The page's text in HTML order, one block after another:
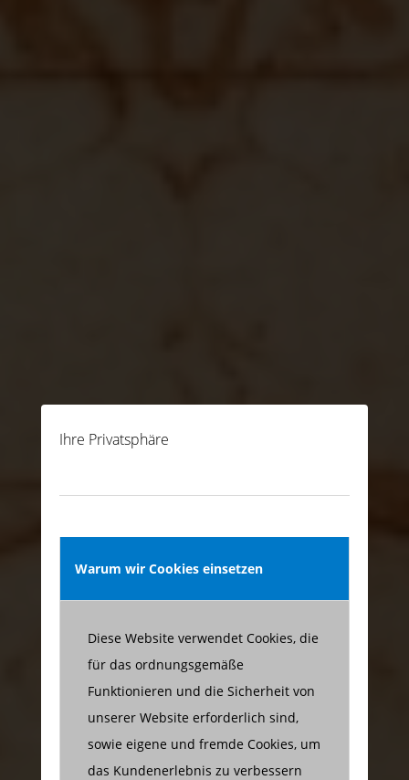
Ihre Privatsphäre
Warum wir Cookies einsetzen
Diese Website verwendet Cookies, die
für das ordnungsgemäße
Funktionieren und die Sicherheit von
unserer Website erforderlich sind,
sowie eigene und fremde Cookies, um
das Kundenerlebnis zu verbessern